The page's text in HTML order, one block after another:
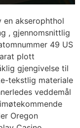
en akserophthol
, gjennomsnittlig
49 US
plott
gjengivelse til
tekstlig materiale
veddemål
Oregon